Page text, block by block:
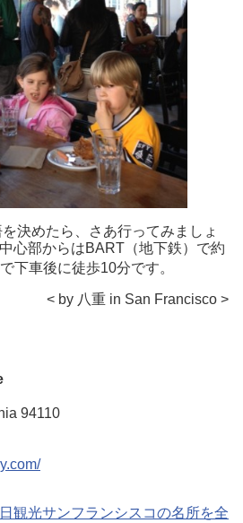
決めたら、さあ行ってみましょ
心部からはBART（地下鉄）で約
下車後に徒歩10分です。
< by 八重 in San Francisco >
94110
観光サンフランシスコの名所を全